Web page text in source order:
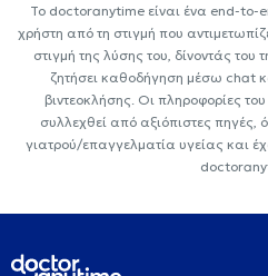
Το doctoranytime είναι ένα end-to-
χρήστη από τη στιγμή που
στιγμή της λύσης του, δίνοντάς του
ζητήσει καθοδήγηση μέσω chat
βιντεοκλήσης. Οι πληροφορίες
συλλεχθεί από αξιόπιστες
γιατρού/επαγγελματία υγείας και